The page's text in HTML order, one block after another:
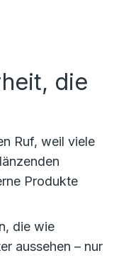
die
Ruf, weil viele
Produkte
die wie
aussehen – nur